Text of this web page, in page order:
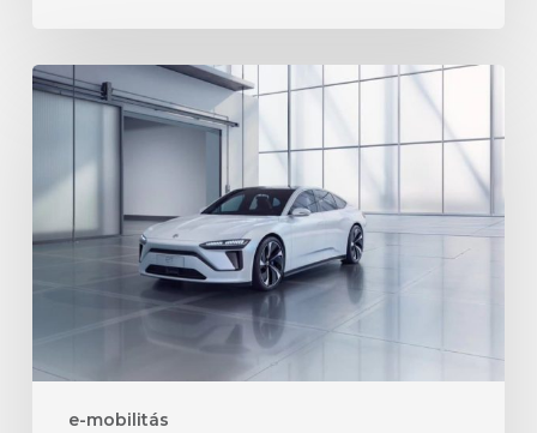
e-mobilitás
A
Nio
teljesítményt
ért
2024